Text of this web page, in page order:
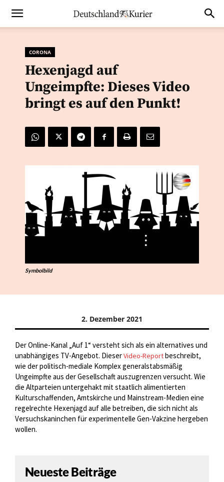
CORONA
Hexenjagd auf
Ungeimpfte: Dieses Video
bringt es auf den Punkt!
Symbolbild
2. Dezember 2021
Der Online-Kanal „Auf 1“ versteht sich als ein alternatives und
unabhängiges TV-Angebot. DieserVideo-Reportbeschreibt,
wie der politisch-mediale Komplex generalstabsmäßig
Ungeimpfte aus der Gesellschaft auszugrenzen versucht. Wie
die Altparteien untergehakt mit staatlich alimentierten
Kulturschaffenden, Amtskirche und Mainstream-Medien eine
regelrechte Hexenjagd auf alle betreiben, die sich nicht als
Versuchskaninchen für experimentelle Gen-Vakzine hergeben
wollen.
Neueste Beiträge